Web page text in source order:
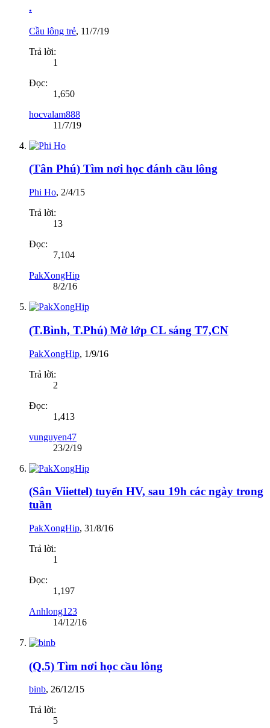
.
Cầu lông trẻ, 11/7/19
Trả lời:
1
Đọc:
1,650
hocvalam888
11/7/19
(Tân Phú) Tìm nơi học đánh cầu lông
Phi Ho, 2/4/15
Trả lời:
13
Đọc:
7,104
PakXongHip
8/2/16
(T.Bình, T.Phú) Mở lớp CL sáng T7,CN
PakXongHip, 1/9/16
Trả lời:
2
Đọc:
1,413
vunguyen47
23/2/19
(Sân Viiettel) tuyển HV, sau 19h các ngày trong
tuần
PakXongHip, 31/8/16
Trả lời:
1
Đọc:
1,197
Anhlong123
14/12/16
(Q.5) Tìm nơi học cầu lông
binb, 26/12/15
Trả lời:
5